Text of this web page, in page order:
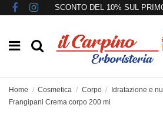
SCONTO DEL 10% SUL
Home Cosmetica Corpo
Idratazione e
Frangipani Crema corpo 200 ml